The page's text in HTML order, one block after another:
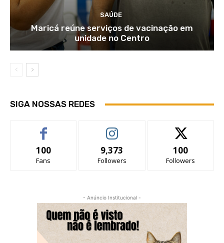
SAÚDE
Maricá reúne serviços de vacinação em
unidade no Centro
SIGA NOSSAS REDES
100
Fans
9,373
Followers
100
Followers
- Anúncio Institucional -